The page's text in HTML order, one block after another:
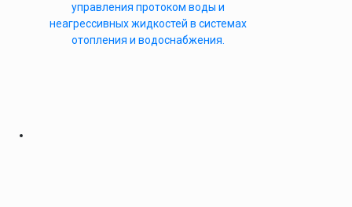
управления протоком воды и
неагрессивных жидкостей в системах
отопления и водоснабжения.